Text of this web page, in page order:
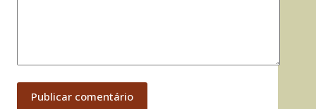
Publicar comentário